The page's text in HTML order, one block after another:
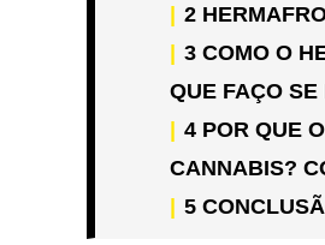
2
3 COMO O
QUE FAÇO
4 POR QUE
CANNABIS?
5